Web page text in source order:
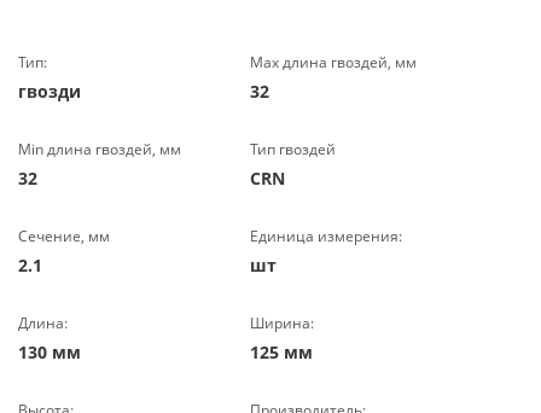
Тип:
гвозди
Max длина гвоздей, мм
32
Min длина гвоздей, мм
32
Тип гвоздей
CRN
Сечение, мм
2.1
Единица измерения:
шт
Длина:
130 мм
Ширина:
125 мм